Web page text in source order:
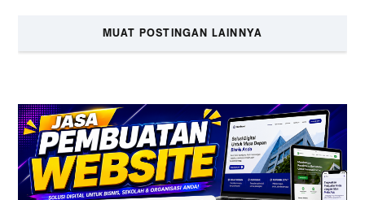
MUAT POSTINGAN LAINNYA